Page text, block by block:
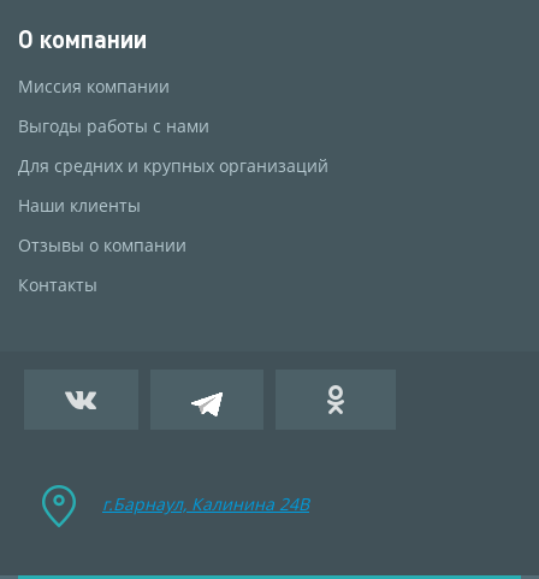
О компании
Миссия компании
Выгоды работы с нами
Для средних и крупных организаций
Наши клиенты
Отзывы о компании
Контакты
г.Барнаул, Калинина 24B